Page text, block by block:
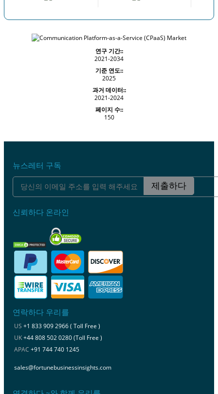
연구 기간::
2021-2034
기준 연도::
2025
과거 데이터::
2021-2024
페이지 수::
150
뉴스레터 구독
제출하다
신뢰하다 온라인
연락하다 우리를
US +1 833 909 2966 ( Toll Free )
UK+44 808 502 0280 (Toll Free )
APAC +91 744 740 1245
sales@fortunebusinessinsights.com